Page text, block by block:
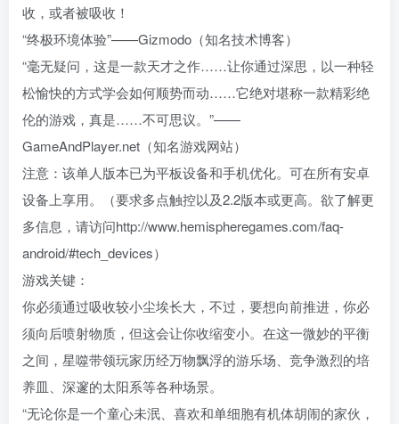
收，或者被吸收！
“终极环境体验”——Gizmodo（知名技术博客）
“毫无疑问，这是一款天才之作……让你通过深思，以一种轻
松愉快的方式学会如何顺势而动……它绝对堪称一款精彩绝
伦的游戏，真是……不可思议。”——
GameAndPlayer.net（知名游戏网站）
注意：该单人版本已为平板设备和手机优化。可在所有安卓
设备上享用。（要求多点触控以及2.2版本或更高。欲了解更
多信息，请访问http://www.hemispheregames.com/faq-
android/#tech_devices）
游戏关键：
你必须通过吸收较小尘埃长大，不过，要想向前推进，你必
须向后喷射物质，但这会让你收缩变小。在这一微妙的平衡
之间，星噬带领玩家历经万物飘浮的游乐场、竞争激烈的培
养皿、深邃的太阳系等各种场景。
“无论你是一个童心未泯、喜欢和单细胞有机体胡闹的家伙，